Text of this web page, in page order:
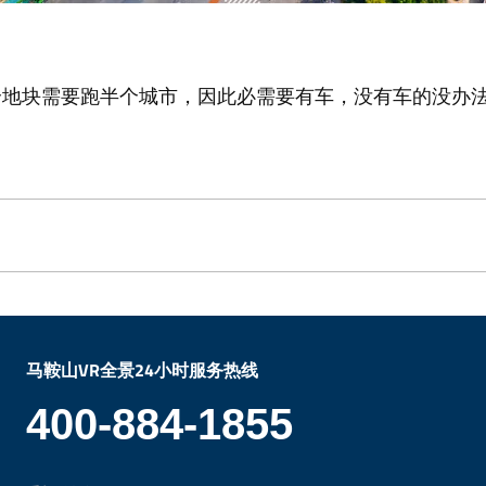
块需要跑半个城市，因此必需要有车，没有车的没办
马鞍山VR全景24小时服务热线
400-884-1855